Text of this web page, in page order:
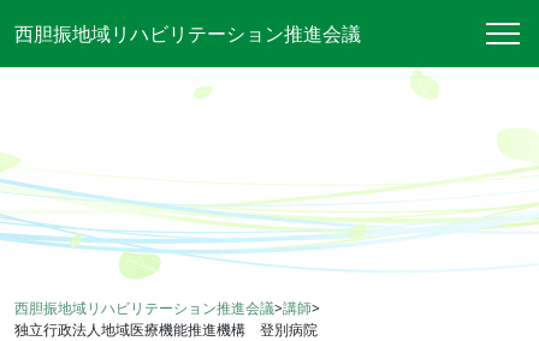
西胆振地域リハビリテーション推進会議
西胆振地域リハビリテーション推進会議>講師>
独立行政法人地域医療機能推進機構 登別病院